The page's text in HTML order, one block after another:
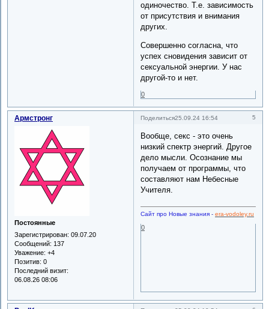
одиночество. Т.е. зависимость
от присутствия и внимания
других.
Совершенно согласна, что
успех сновидения зависит от
сексуальной энергии. У нас
другой-то и нет.
0
Поделиться 5
25.09.24 16:54
Армстронг
Постоянные
Зарегистрирован: 09.07.20
Сообщений: 137
Уважение: +4
Позитив: 0
Последний визит:
06.08.26 08:06
Вообще, секс - это очень
низкий спектр энергий. Другое
дело мысли. Осознание мы
получаем от программы, что
составляют нам Небесные
Учителя.
Сайт про Новые знания -era-vodoley.ru
0